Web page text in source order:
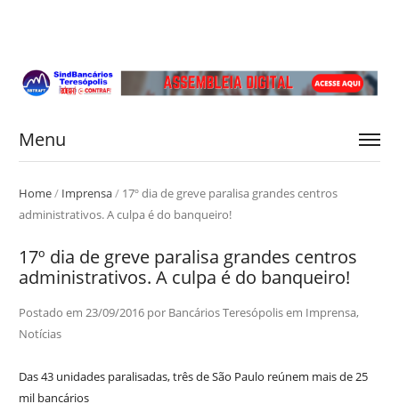
Menu
Home/ Imprensa/ 17º dia de greve paralisa grandes centros
administrativos. A culpa é do banqueiro!
17º dia de greve paralisa grandes centros
administrativos. A culpa é do banqueiro!
Postado em 23/09/2016por Bancários Teresópolisem Imprensa,
Notícias
Das 43 unidades paralisadas, três de São Paulo reúnem mais de 25
mil bancários